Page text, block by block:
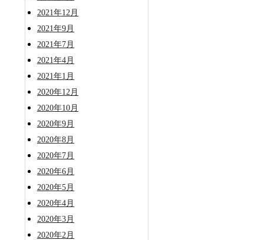
2021年12月
2021年9月
2021年7月
2021年4月
2021年1月
2020年12月
2020年10月
2020年9月
2020年8月
2020年7月
2020年6月
2020年5月
2020年4月
2020年3月
2020年2月